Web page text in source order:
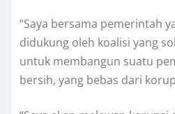
“Saya bersama pemerintah
didukung oleh koalisi yang
untuk membangun suatu
bersih, yang bebas dari